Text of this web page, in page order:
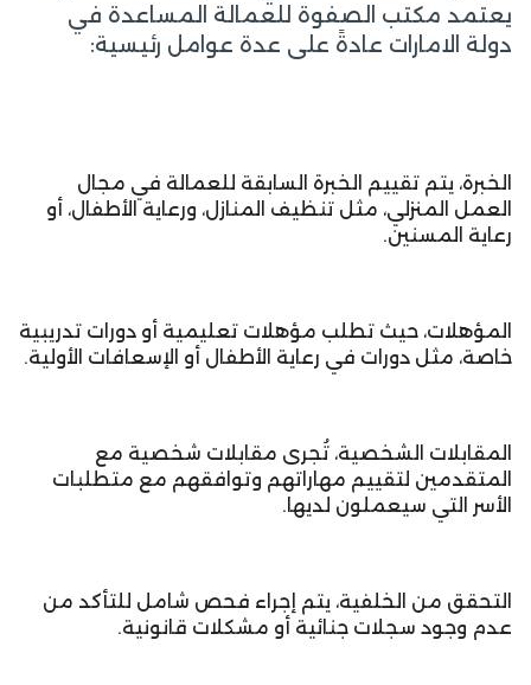
يعتمد مكتب الصفوة للعمالة المساعدة في
دولة الامارات عادةً على عدة عوامل رئيسية:
الخبرة، يتم تقييم الخبرة السابقة للعمالة في مجال
العمل المنزلي، مثل تنظيف المنازل، ورعاية الأطفال، أو
رعاية المسنين.
المؤهلات، حيث تطلب مؤهلات تعليمية أو دورات تدريبية
خاصة، مثل دورات في رعاية الأطفال أو الإسعافات الأولية.
المقابلات الشخصية، تُجرى مقابلات شخصية مع
المتقدمين لتقييم مهاراتهم وتوافقهم مع متطلبات
الأسر التي سيعملون لديها.
التحقق من الخلفية، يتم إجراء فحص شامل للتأكد من
عدم وجود سجلات جنائية أو مشكلات قانونية.